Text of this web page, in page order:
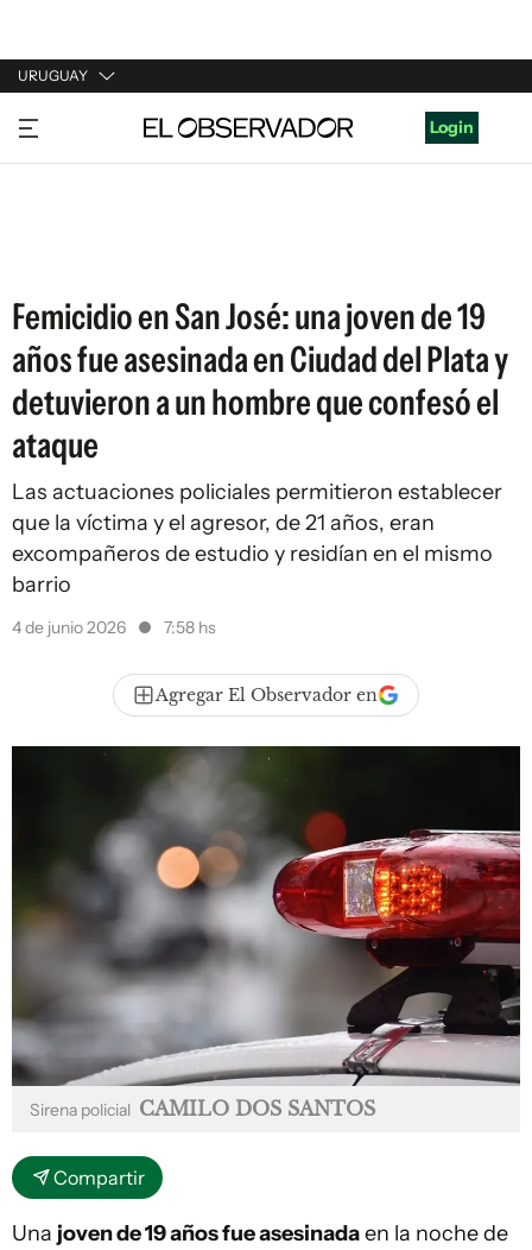
URUGUAY
URUGUAY
ARGENTINA
Login
Femicidio en San José: una joven de 19
años fue asesinada en Ciudad del Plata y
detuvieron a un hombre que confesó el
ataque
Las actuaciones policiales permitieron establecer
que la víctima y el agresor, de 21 años, eran
excompañeros de estudio y residían en el mismo
barrio
4 de junio 2026 7:58 hs
Agregar El Observador en
Sirena policial CAMILO DOS SANTOS
Compartir
Una joven de 19 años fue asesinadaen la noche de